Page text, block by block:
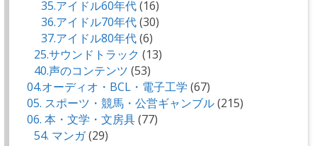
35.アイドル60年代(16)
36.アイドル70年代(30)
37.アイドル80年代(6)
25.サウンドトラック (13)
40.声のコンテンツ (53)
04.オーディオ・BCL・電子工学 (67)
05. スポーツ・競馬・公営ギャンブル(215)
06. 本・文学・文房具(77)
54. マンガ(29)